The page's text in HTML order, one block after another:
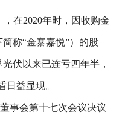
在2020年时，因收购金
称“金寨嘉悦”）的股
伏以来已连亏四年半，
日益显现。
事会第十七次会议决议